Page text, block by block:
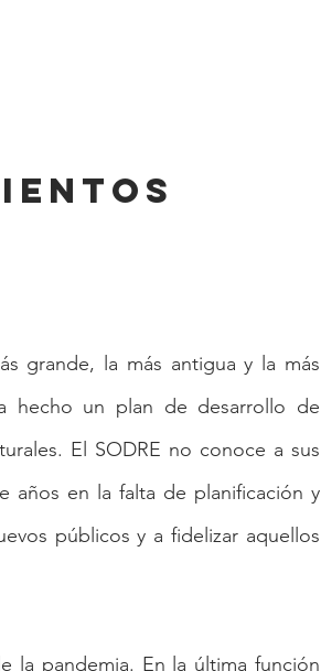
grande, la más antigua y la más
hecho un plan de desarrollo de
El SODRE no conoce a sus
años en la falta de planificación y
públicos y a fidelizar aquellos
la pandemia. En la última función